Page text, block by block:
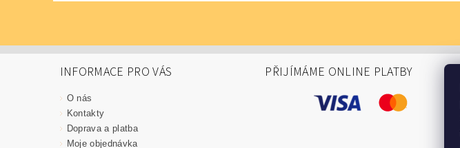
INFORMACE PRO VÁS
O nás
Kontakty
Doprava a platba
Moje objednávka
PŘIJÍMÁME ONLINE PLATBY